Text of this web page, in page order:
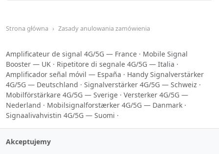
Strona główna Zasady anulowania zamówienia
Amplificateur de signal 4G/5G — France · Mobile Signal
Booster — UK · Ripetitore di segnale 4G/5G — Italia ·
Amplificador señal móvil — España · Handy Signalverstärker
4G/5G — Deutschland · Signalverstärker 4G/5G — Schweiz ·
Mobilförstärkare 4G/5G — Sverige · Versterker 4G/5G —
Nederland · Mobilsignalforstærker 4G/5G — Danmark ·
Signaalivahvistin 4G/5G — Suomi ·
Akceptujemy